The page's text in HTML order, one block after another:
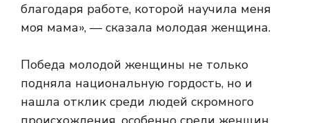
благодаря работе, которой научила меня
моя мама», — сказала молодая женщина.
Победа молодой женщины не только
подняла национальную гордость, но и
нашла отклик среди людей скромного